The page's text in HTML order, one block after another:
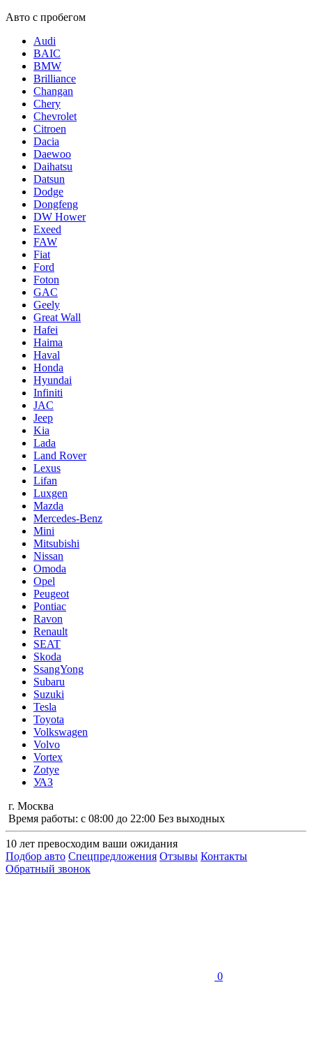
Авто с пробегом
Audi
BAIC
BMW
Brilliance
Changan
Chery
Chevrolet
Citroen
Dacia
Daewoo
Daihatsu
Datsun
Dodge
Dongfeng
DW Hower
Exeed
FAW
Fiat
Ford
Foton
GAC
Geely
Great Wall
Hafei
Haima
Haval
Honda
Hyundai
Infiniti
JAC
Jeep
Kia
Lada
Land Rover
Lexus
Lifan
Luxgen
Mazda
Mercedes-Benz
Mini
Mitsubishi
Nissan
Omoda
Opel
Peugeot
Pontiac
Ravon
Renault
SEAT
Skoda
SsangYong
Subaru
Suzuki
Tesla
Toyota
Volkswagen
Volvo
Vortex
Zotye
УАЗ
г. Москва
Время работы: с 08:00 до 22:00 Без выходных
10 лет превосходим ваши ожидания
Подбор авто Спецпредложения Отзывы Контакты
Обратный звонок
0